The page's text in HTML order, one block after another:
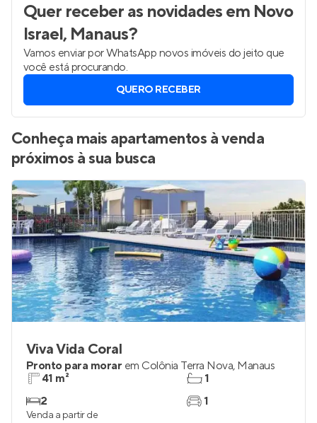
Quer receber as novidadesem Novo
Israel, Manaus?
Vamos enviar por WhatsApp novos imóveis do jeito que
você está procurando.
QUERO RECEBER
Conheça mais apartamentos à venda
próximos à sua busca
Viva Vida Coral
Pronto para morar em Colônia Terra Nova, Manaus
41 m²
2
1
1
Venda a partir de